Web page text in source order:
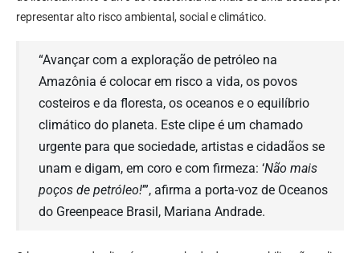
representar alto risco ambiental, social e climático.
“Avançar com a exploração de petróleo na
Amazônia é colocar em risco a vida, os povos
costeiros e da floresta, os oceanos e o equilíbrio
climático do planeta. Este clipe é um chamado
urgente para que sociedade, artistas e cidadãos se
unam e digam, em coro e com firmeza: ‘Não mais
poços de petróleo!’”, afirma a porta-voz de Oceanos
do Greenpeace Brasil, Mariana Andrade.